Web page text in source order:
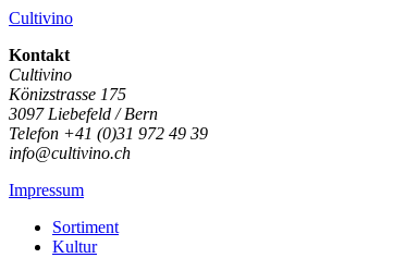
Cultivino
Kontakt
Cultivino
Könizstrasse 175
3097 Liebefeld / Bern
Telefon +41 (0)31 972 49 39
info@cultivino.ch
Impressum
Sortiment
Kultur